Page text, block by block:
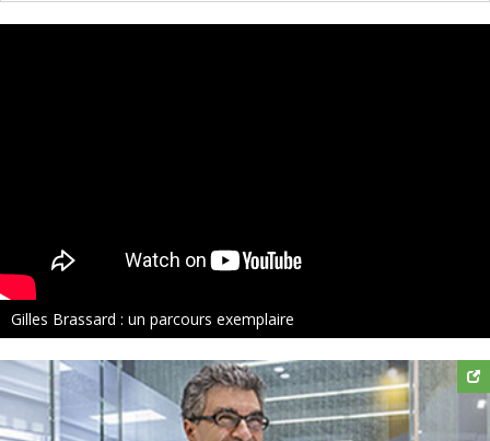
Gilles Brassard : un parcours exemplaire